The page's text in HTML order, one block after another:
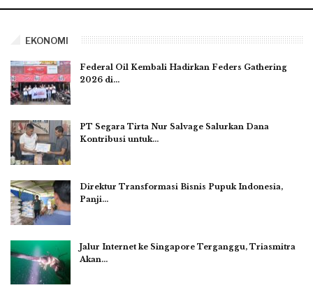
EKONOMI
Federal Oil Kembali Hadirkan Feders Gathering
2026 di…
PT Segara Tirta Nur Salvage Salurkan Dana
Kontribusi untuk…
Direktur Transformasi Bisnis Pupuk Indonesia,
Panji…
Jalur Internet ke Singapore Terganggu, Triasmitra
Akan…